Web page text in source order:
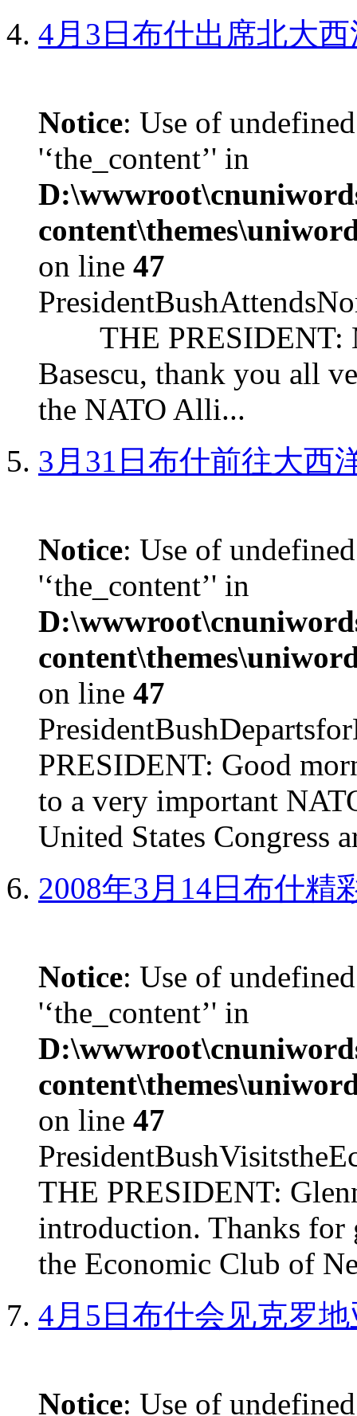
4月3日布什出席北大
Notice: Use of
'‘the_content’' in
on line 47
THE PRESIDENT:
Basescu, thank you all
the NATO Alli...
3月31日布什前往大西
Notice: Use of
'‘the_content’' in
on line 47
PRESIDENT: Good
to a very important
United States Congress
2008年3月14日布什精
Notice: Use of
'‘the_content’' in
on line 47
THE PRESIDENT:
introduction. Thanks for
the Economic Club of
4月5日布什会见克罗
Notice: Use of